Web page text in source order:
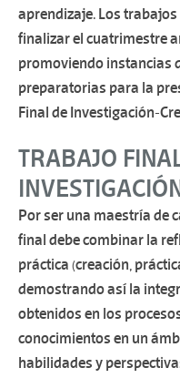
aprendizaje. Los
finalizar el cuatrimestre
promoviendo instancias
preparatorias para la
Final de Investigación-
TRABAJO
Por ser una maestría de
final debe combinar la
práctica (creación,
demostrando así la
obtenidos en los
conocimientos en un
habilidades y